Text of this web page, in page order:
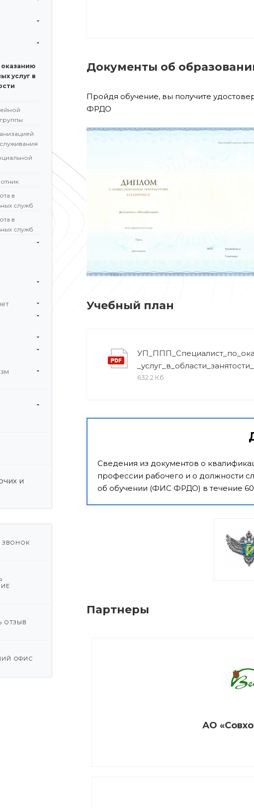
услуг в
в
служб
в
служб
и
ЗВОНОК
ОТЗЫВ
ОФИС
Документы об
Пройдя обучение, вы получите
ФРДО
Учебный план
632.2 Кб
Сведения из документов о
профессии рабочего и о должности
об обучении (ФИС ФРДО) в течение
Партнеры
АО